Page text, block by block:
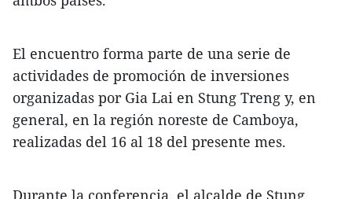
El encuentro forma parte de una serie de
actividades de promoción de inversiones
organizadas por Gia Lai en Stung Treng y, en
general, en la región noreste de Camboya,
realizadas del 16 al 18 del presente mes.
Durante la conferencia, el alcalde de Stung